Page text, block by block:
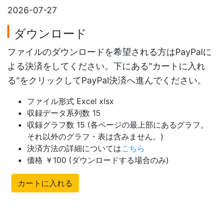
2026-07-27
ダウンロード
ファイルのダウンロードを希望される方はPayPalに
よる決済をしてください。下にある"カートに入れ
る"をクリックしてPayPal決済へ進んでください。
ファイル形式 Excel xlsx
収録データ系列数 15
収録グラフ数 15 (各ページの最上部にあるグラフ。
それ以外のグラフ・表は含みません。)
決済方法の詳細についてはこちら
価格 ￥100 (ダウンロードする場合のみ)
カートに入れる